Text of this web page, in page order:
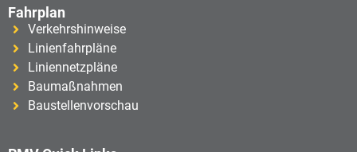
Fahrplan
Verkehrshinweise
Linienfahrpläne
Liniennetzpläne
Baumaßnahmen
Baustellenvorschau